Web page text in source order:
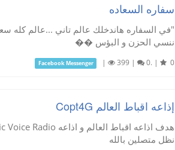
سفاره السعاده
"في السفاره هاندخلك عالم تاني ...عالم كله
ننسي الحزن و البؤس ��
Facebook Messenger | 399 | 0. | 0
إذاعه اقباط العالم Copt4G
نظل متصلين بالله